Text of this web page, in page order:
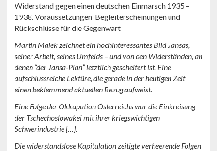
Widerstand gegen einen deutschen Einmarsch 1935 –
1938. Voraussetzungen, Begleiterscheinungen und
Rückschlüsse für die Gegenwart
Martin Malek zeichnet ein hochinteressantes Bild Jansas,
seiner Arbeit, seines Umfelds – und von den Widerständen, an
denen “der Jansa-Plan” letztlich gescheitert ist. Eine
aufschlussreiche Lektüre, die gerade in der heutigen Zeit
einen beklemmend aktuellen Bezug aufweist.
Eine Folge der Okkupation Österreichs war die Einkreisung
der Tschechoslowakei mit ihrer kriegswichtigen
Schwerindustrie […].
Die widerstandslose Kapitulation zeitigte verheerende Folgen